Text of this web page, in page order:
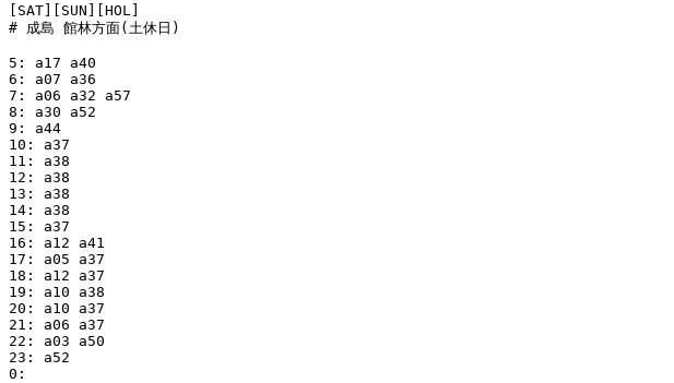
[SAT][SUN][HOL]
# 成島 館林方面(土休日)
5: a17 a40
6: a07 a36
7: a06 a32 a57
8: a30 a52
9: a44
10: a37
11: a38
12: a38
13: a38
14: a38
15: a37
16: a12 a41
17: a05 a37
18: a12 a37
19: a10 a38
20: a10 a37
21: a06 a37
22: a03 a50
23: a52
0: